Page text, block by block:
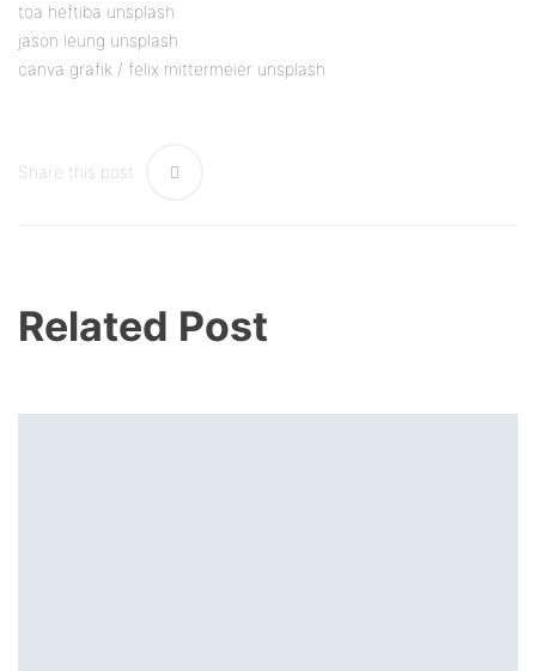
toa heftiba unsplash
jason leung unsplash
canva grafik / felix mittermeier unsplash
Share this post
Related Post